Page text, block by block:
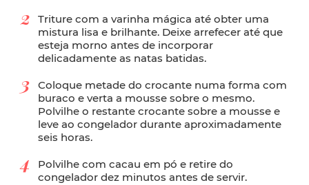
Triture com a varinha mágica até obter uma
mistura lisa e brilhante. Deixe arrefecer até que
esteja morno antes de incorporar
delicadamente as natas batidas.
Coloque metade do crocante numa forma com
buraco e verta a mousse sobre o mesmo.
Polvilhe o restante crocante sobre a mousse e
leve ao congelador durante aproximadamente
seis horas.
Polvilhe com cacau em pó e retire do
congelador dez minutos antes de servir.